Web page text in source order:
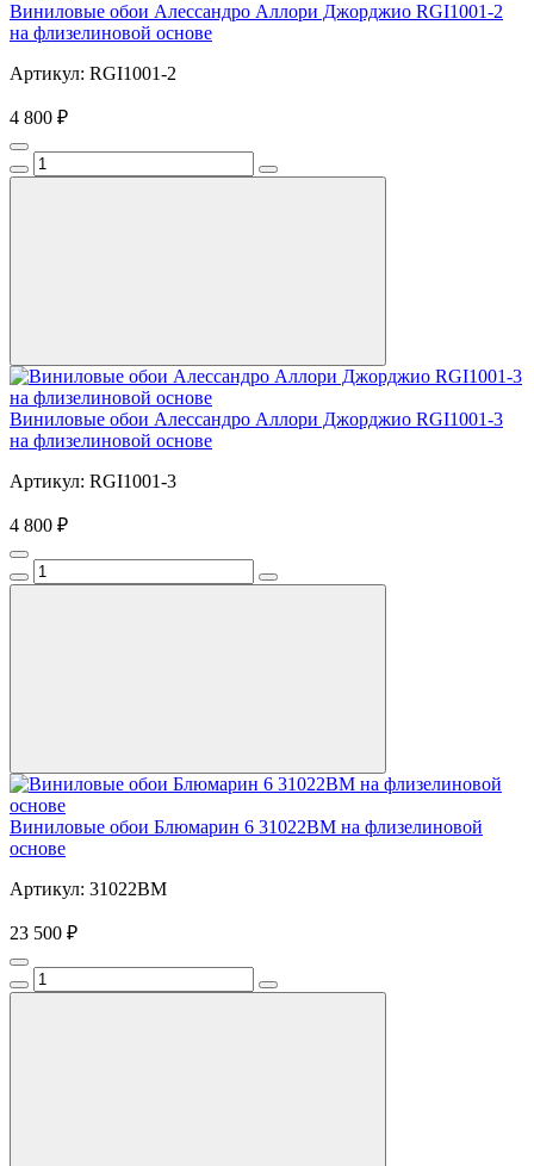
Виниловые обои Алессандро Аллори Джорджио RGI1001-2
на флизелиновой основе
Артикул: RGI1001-2
4 800 ₽
Виниловые обои Алессандро Аллори Джорджио RGI1001-3
на флизелиновой основе
Артикул: RGI1001-3
4 800 ₽
Виниловые обои Блюмарин 6 31022BM на флизелиновой
основе
Артикул: 31022BM
23 500 ₽